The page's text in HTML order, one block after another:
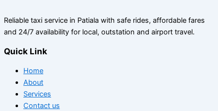
Reliable taxi service in Patiala with safe rides, affordable fares
and 24/7 availability for local, outstation and airport travel.
Quick Link
Home
About
Services
Contact us